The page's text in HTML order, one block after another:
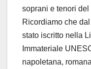
soprani e tenori
Ricordiamo che
stato iscritto nella
Immateriale
napoletana,